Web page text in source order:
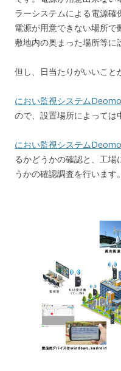
ラーシステムによる電源確
電源が用意できない場所
敷地内の奥まった場所等に
但し、日当たりがいいこと
におい監視システム
ので、設置場所によっては
におい監視システム
るかどうかの確認と、工
うかの確認調査を行います。